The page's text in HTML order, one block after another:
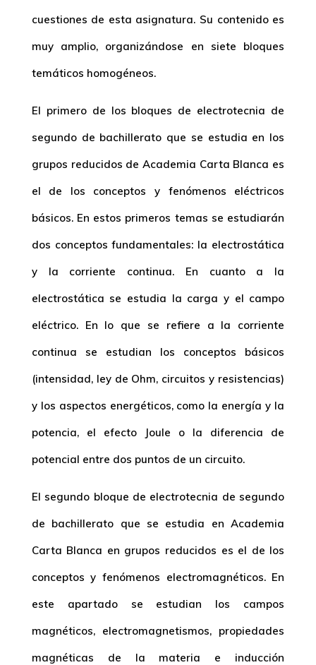
cuestiones de esta asignatura. Su contenido es
muy amplio, organizándose en siete bloques
temáticos homogéneos.
El primero de los bloques de electrotecnia de
segundo de bachillerato que se estudia en los
grupos reducidos de Academia Carta Blanca es
el de los conceptos y fenómenos eléctricos
básicos. En estos primeros temas se estudiarán
dos conceptos fundamentales: la electrostática
y la corriente continua. En cuanto a la
electrostática se estudia la carga y el campo
eléctrico. En lo que se refiere a la corriente
continua se estudian los conceptos básicos
(intensidad, ley de Ohm, circuitos y resistencias)
y los aspectos energéticos, como la energía y la
potencia, el efecto Joule o la diferencia de
potencial entre dos puntos de un circuito.
El segundo bloque de electrotecnia de segundo
de bachillerato que se estudia en Academia
Carta Blanca en grupos reducidos es el de los
conceptos y fenómenos electromagnéticos. En
este apartado se estudian los campos
magnéticos, electromagnetismos, propiedades
magnéticas de la materia e inducción